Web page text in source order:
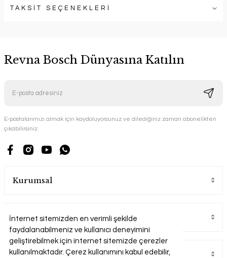
İnternet sitemizden en verimli şekilde
faydalanabilmeniz ve kullanıcı deneyimini
geliştirebilmek için internet sitemizde çerezler
kullanılmaktadır. Çerez kullanımını kabul edebilir,
TAKSİT SEÇENEKLERİ
Revna Bosch Dünyasına Katılın
E-postalarımızı almak için kaydoluyorsunuz ve dilediğiniz zaman abonelikten
çıkabilirsiniz.
Kurumsal
Alışveriş
Üyelik